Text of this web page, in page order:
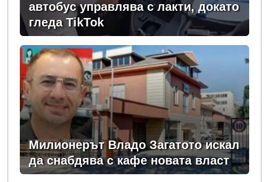
автобус управлява с лакти, докато
гледа TikTok
Милионерът Владо Загатото искал
да снабдява с кафе новата власт